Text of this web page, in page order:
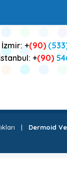
İzmir: +(90)
+(90)
|
Dermoid